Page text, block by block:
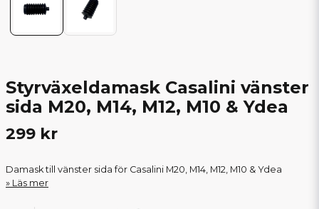
Styrväxeldamask Casalini vänster
sida M20, M14, M12, M10 & Ydea
299 kr
Damask till vänster sida för Casalini M20, M14, M12, M10 & Ydea
Läs mer